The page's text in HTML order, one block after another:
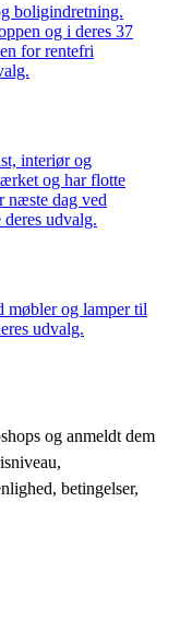
boligindretning.
og i deres 37
for rentefri
interiør og
og har flotte
næste dag ved
udvalg.
møbler og lamper til
udvalg.
og anmeldt dem
betingelser,